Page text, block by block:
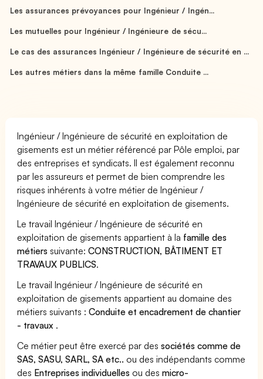
Les assurances prévoyances pour Ingénieur / Ingén...
Les mutuelles pour Ingénieur / Ingénieure de sécu...
Le cas des assurances Ingénieur / Ingénieure de sécurité en ...
Les autres métiers dans la même famille Conduite ...
Ingénieur / Ingénieure de sécurité en exploitation de
gisements est un métier référencé par Pôle emploi, par
des entreprises et syndicats. Il est également reconnu
par les assureurs et permet de bien comprendre les
risques inhérents à votre métier de Ingénieur /
Ingénieure de sécurité en exploitation de gisements.
Le travail Ingénieur / Ingénieure de sécurité en
exploitation de gisements appartient à la famille des
métiers suivante:CONSTRUCTION, BÂTIMENT ET
TRAVAUX PUBLICS.
Le travail Ingénieur / Ingénieure de sécurité en
exploitation de gisements appartient au domaine des
métiers suivants :Conduite et encadrement de chantier
- travaux .
Ce métier peut être exercé par dessociétés comme de
SAS, SASU, SARL, SA etc.. ou des indépendants comme
des Entreprises individuelles ou desmicro-